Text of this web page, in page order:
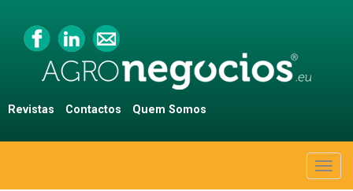
Revistas Contactos Quem Somos